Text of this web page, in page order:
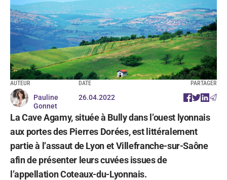
AUTEUR
Pauline
Gonnet
DATE
26.04.2022
PARTAGER
La Cave Agamy, située à Bully dans l’ouest lyonnais
aux portes des Pierres Dorées, est littéralement
partie à l’assaut de Lyon et Villefranche-sur-Saône
afin de présenter leurs cuvées issues de
l’appellation Coteaux-du-Lyonnais.